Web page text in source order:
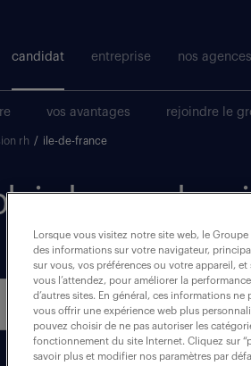
candidat entreprise nos agences
vos avantages rejoindre le
rh / ile-de-france
charge de
où ?
ile-de-france
Lorsque vous visitez notre site web, le
des informations sur votre navigateur,
sur vous, vos préférences ou votre appareil,
vous l’attendez, pour améliorer la
d’autres sites. En général, ces informations
vous offrir une expérience web plus
pouvez choisir de ne pas autoriser les
fonctionnement du site Internet. Cliquez sur
savoir plus et modifier nos paramètres par